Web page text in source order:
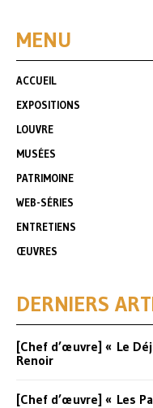
MENU
ACCUEIL
EXPOSITIONS
LOUVRE
MUSÉES
PATRIMOINE
WEB-SÉRIES
ENTRETIENS
ŒUVRES
DERNIERS
[Chef d’œuvre] « Le
Renoir
[Chef d’œuvre] « Les